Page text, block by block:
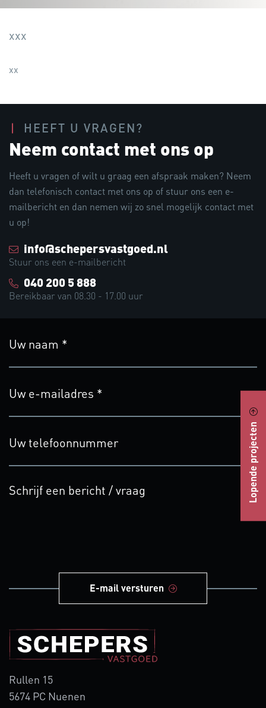
Lopende projecten
xxx
xx
HEEFT U VRAGEN?
Neem contact met ons op
Heeft u vragen of wilt u graag een afspraak maken? Neem
dan telefonisch contact met ons op of stuur ons een e-
mailbericht en dan nemen wij zo snel mogelijk contact met
u op!
info@schepersvastgoed.nl
Stuur ons een e-mailbericht
040 200 5 888
Bereikbaar van 08.30 - 17.00 uur
E-mail versturen
Rullen 15
5674 PC Nuenen